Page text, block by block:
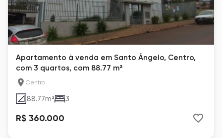
Apartamento à venda em Santo Ângelo, Centro,
com 3 quartos, com 88.77 m²
Centro
88.77m² 3
R$ 360.000